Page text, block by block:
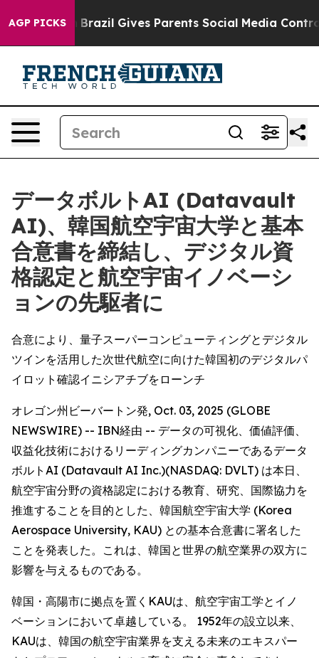
AGP PICKS
Brazil Gives Parents Social Media Controls for
データボルトAI (Datavault
AI)、韓国航空宇宙大学と基本
合意書を締結し、デジタル資
格認定と航空宇宙イノベーシ
ョンの先駆者に
合意により、量子スーパーコンピューティングとデジタル
ツインを活用した次世代航空に向けた韓国初のデジタルパ
イロット確認イニシアチブをローンチ
オレゴン州ビーバートン発, Oct. 03, 2025 (GLOBE
NEWSWIRE) -- IBN経由 -- データの可視化、価値評価、
収益化技術におけるリーディングカンパニーであるデータ
ボルトAI (Datavault AI Inc.)(NASDAQ: DVLT) は本日、
航空宇宙分野の資格認定における教育、研究、国際協力を
推進することを目的とした、韓国航空宇宙大学 (Korea
Aerospace University, KAU) との基本合意書に署名した
ことを発表した。これは、韓国と世界の航空業界の双方に
影響を与えるものである。
韓国・高陽市に拠点を置くKAUは、航空宇宙工学とイノ
ベーションにおいて卓越している。 1952年の設立以来、
KAUは、韓国の航空宇宙業界を支える未来のエキスパー